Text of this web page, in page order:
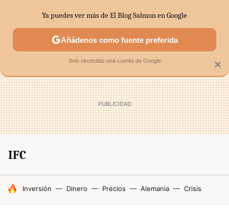
SECTORES ECONOMÍA DOMÉSTICA MERCADOS
IFC
HOY SE HABLA DE
Inversión Dinero Precios Alemania Crisis
×
Ya puedes ver más de El Blog Salmon en Google
Añádenos como fuente preferida
Solo necesitas una cuenta de Google